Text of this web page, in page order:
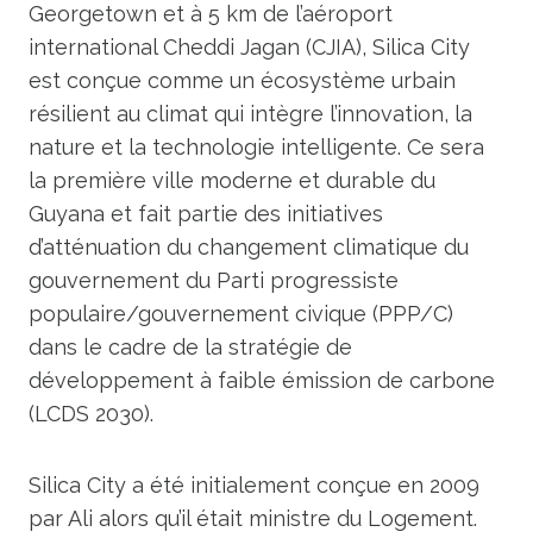
Georgetown et à 5 km de l’aéroport
international Cheddi Jagan (CJIA), Silica City
est conçue comme un écosystème urbain
résilient au climat qui intègre l’innovation, la
nature et la technologie intelligente. Ce sera
la première ville moderne et durable du
Guyana et fait partie des initiatives
d’atténuation du changement climatique du
gouvernement du Parti progressiste
populaire/gouvernement civique (PPP/C)
dans le cadre de la stratégie de
développement à faible émission de carbone
(LCDS 2030).
Silica City a été initialement conçue en 2009
par Ali alors qu’il était ministre du Logement.